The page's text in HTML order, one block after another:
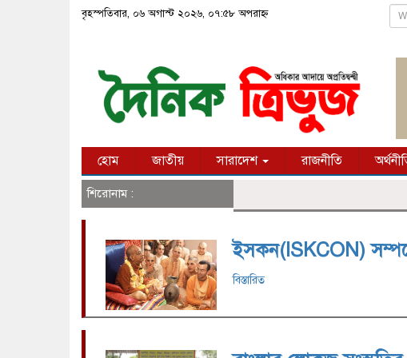
বৃহস্পতিবার, ০৬ অগাস্ট ২০২৬, ০৭:৫৮ অপরাহ্ন
হোম জাতীয় সারাদেশ রাজনীতি
শিরোনাম :
ইসকন(ISKCON)
বিস্তারিত